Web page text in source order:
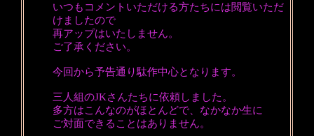
いつもコメントいただける方たちには閲覧いただ
けましたので
再アップはいたしません。
ご了承ください。
今回から予告通り駄作中心となります。
三人組のJKさんたちに依頼しました。
多方はこんなのがほとんどで、なかなか生に
ご対面できることはありません。